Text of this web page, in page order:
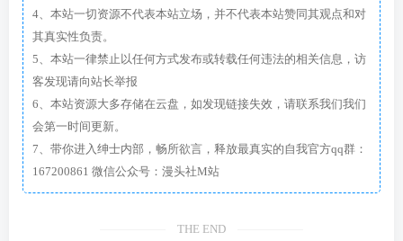
4、本站一切资源不代表本站立场，并不代表本站赞同其观点和对
其真实性负责。
5、本站一律禁止以任何方式发布或转载任何违法的相关信息，访
客发现请向站长举报
6、本站资源大多存储在云盘，如发现链接失效，请联系我们我们
会第一时间更新。
7、带你进入绅士内部，畅所欲言，释放最真实的自我官方qq群：
167200861 微信公众号：漫头社M站
THE END